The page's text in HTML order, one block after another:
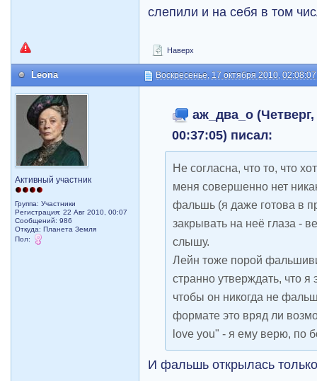
слепили и на себя в том
Наверх
Leona Воскресенье, 17 октября 2010, 02:08:07
Активный участник
Группа: Участники
Регистрация: 22 Авг 2010, 00:07
Сообщений: 986
Откуда: Планета Земля
Пол:
аж_два_о
00:37:05) писал:
Не согласна, что то, что
меня совершенно нет
фальшь (я даже готова в
закрывать на неё глаза -
слышу.
Лейн тоже порой
странно утверждать, что
чтобы он никогда не
формате это вряд ли
love you" - я ему верю, по
И фальшь открылась